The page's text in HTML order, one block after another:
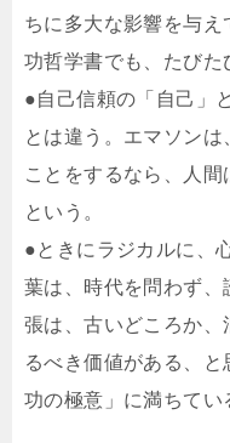
ちに多大な影響を与
功哲学書でも、たびた
●自己信頼の「自己」
とは違う。エマソン
ことをするなら、人
という。
●ときにラジカルに、
葉は、時代を問わず、
張は、古いどころか
るべき価値がある、
功の極意」に満ちてい